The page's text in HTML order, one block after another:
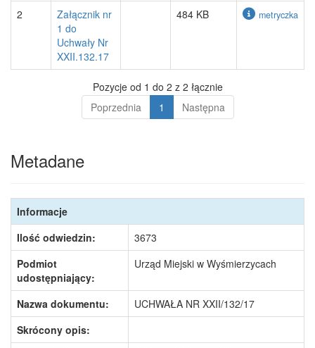
2
Załącznik nr
1 do
Uchwały Nr
XXII.132.17
484 KB metryczka
Pozycje od 1 do 2 z 2 łącznie
Poprzednia
1 Następna
Metadane
Informacje
Ilość odwiedzin:
3673
Podmiot
udostępniający:
Urząd Miejski w Wyśmierzycach
Nazwa dokumentu:
UCHWAŁA NR XXII/132/17
Skrócony opis: